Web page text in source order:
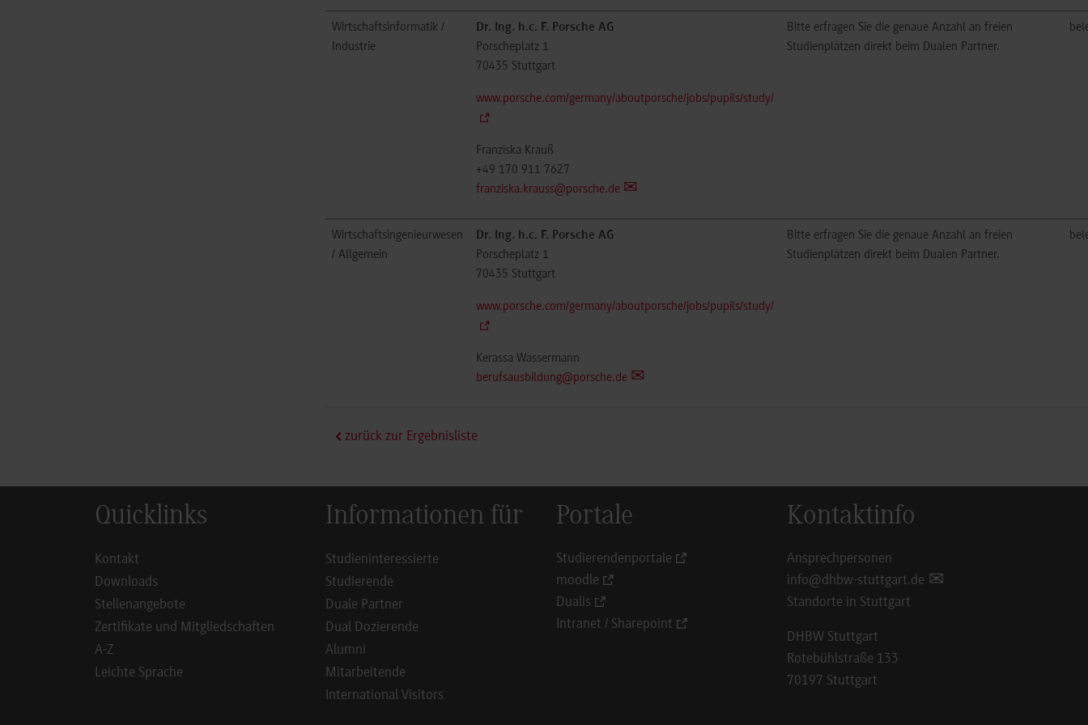
Wirtschaftsinformatik /
Industrie
Dr. Ing. h.c. F. Porsche AG
Porscheplatz 1
70435 Stuttgart
www.porsche.com/germany/aboutporsche/jobs/pupils/study/
Franziska Krauß
+49 170 911 7627
franziska.krauss@porsche.de
Bitte erfragen Sie die genaue Anzahl an freien
Studienplätzen direkt beim Dualen Partner.
Wirtschaftsingenieurwesen
/ Allgemein
Dr. Ing. h.c. F. Porsche AG
Porscheplatz 1
70435 Stuttgart
www.porsche.com/germany/aboutporsche/jobs/pupils/study/
Kerassa Wassermann
berufsausbildung@porsche.de
Bitte erfragen Sie die genaue Anzahl an freien
Studienplätzen direkt beim Dualen Partner.
zurück zur Ergebnisliste
Quicklinks
Kontakt
Downloads
Stellenangebote
Zertifikate und Mitgliedschaften
A-Z
Leichte Sprache
Informationen für
Studieninteressierte
Studierende
Duale Partner
Dual Dozierende
Alumni
Mitarbeitende
International Visitors
Portale
Studierendenportale
moodle
Dualis
Intranet / Sharepoint
Kontaktinfo
Ansprechpersonen
info@dhbw-stuttgart.de
Standorte in Stuttgart
DHBW Stuttgart
Rotebühlstraße 133
70197 Stuttgart